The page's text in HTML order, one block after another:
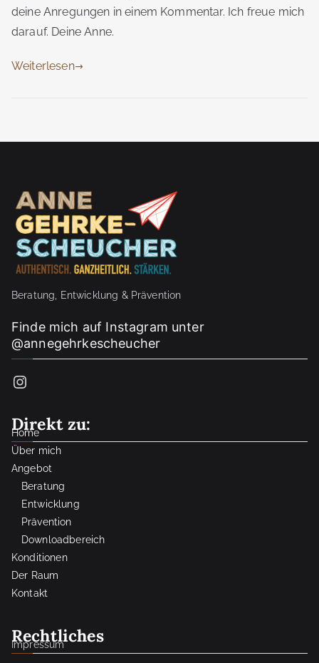
deine Anregungen in einem Kommentar. Ich freue mich
darauf. Deine Anne.
Weiterlesen
Beratung, Entwicklung & Prävention
Finde mich auf Instagram unter
@annegehrkescheucher
Instagram
Direkt zu:
Home
Über mich
Angebot
Beratung
Entwicklung
Prävention
Downloadbereich
Konditionen
Der Raum
Kontakt
Rechtliches
Impressum